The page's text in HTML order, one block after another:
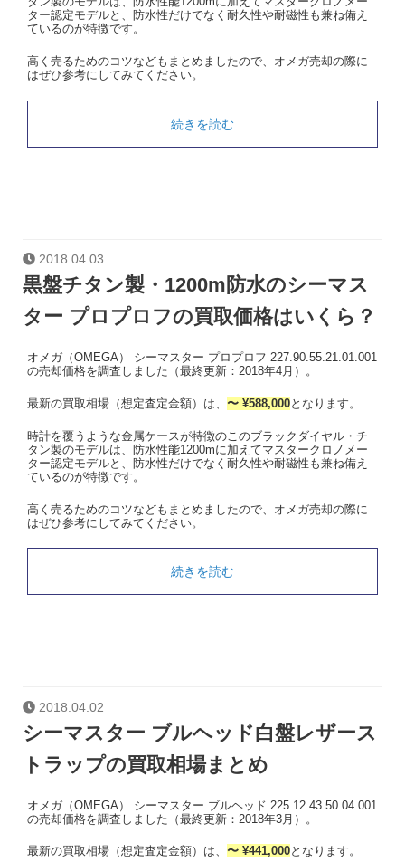
ター認定モデルと、防水性だけでなく耐久性や耐磁性も兼ね備え
ているのが特徴です。
高く売るためのコツなどもまとめましたので、オメガ売却の際に
はぜひ参考にしてみてください。
続きを読む
2018.04.03
黒盤チタン製・1200m防水のシーマス
ター プロプロフの買取価格はいくら？
オメガ（OMEGA） シーマスター プロプロフ 227.90.55.21.01.001
の売却価格を調査しました（最終更新：2018年4月）。
最新の買取相場（想定査定金額）は、 〜 ¥588,000となります。
時計を覆うような金属ケースが特徴のこのブラックダイヤル・チ
タン製のモデルは、防水性能1200mに加えてマスタークロノメー
ター認定モデルと、防水性だけでなく耐久性や耐磁性も兼ね備え
ているのが特徴です。
高く売るためのコツなどもまとめましたので、オメガ売却の際に
はぜひ参考にしてみてください。
続きを読む
2018.04.02
シーマスター ブルヘッド白盤レザース
トラップの買取相場まとめ
オメガ（OMEGA） シーマスター ブルヘッド 225.12.43.50.04.001
の売却価格を調査しました（最終更新：2018年3月）。
最新の買取相場（想定査定金額）は、 〜 ¥441,000となります。